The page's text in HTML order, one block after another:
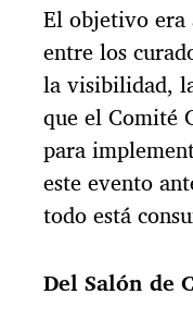
El objetivo era
entre los
la visibilidad,
que el Comité
para
este evento
todo está
Del Salón de